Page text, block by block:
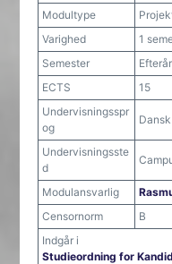
Modultype
Varighed
1
Semester
Efterår
ECTS
15
Undervisningsspr
og
Dansk
Undervisningsste
d
Modulansvarlig
Censornorm
B
Indgår i
Studieordning for